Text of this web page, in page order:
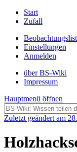
Start
Zufall
Einstellungen
Anmelden
über BS-Wiki
Impressum
Hauptmenü öffnen
Zuletzt geändert am